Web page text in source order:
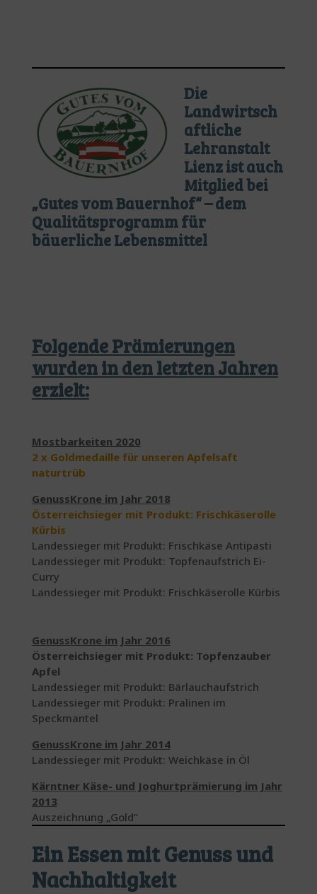
Die
Landwirtsch
aftliche
Lehranstalt
Lienz ist auch
Mitglied bei
„Gutes vom Bauernhof“ – dem
Qualitätsprogramm für
bäuerliche Lebensmittel
Folgende Prämierungen
wurden in den letzten Jahren
erzielt:
Mostbarkeiten 2020
2 x Goldmedaille für unseren Apfelsaft
naturtrüb
GenussKrone im Jahr 2018
Österreichsieger mit Produkt: Frischkäserolle
Kürbis
Landessieger mit Produkt: Frischkäse Antipasti
Landessieger mit Produkt: Topfenaufstrich Ei-
Curry
Landessieger mit Produkt: Frischkäserolle Kürbis
GenussKrone im Jahr 2016
Österreichsieger mit Produkt: Topfenzauber
Apfel
Landessieger mit Produkt: Bärlauchaufstrich
Landessieger mit Produkt: Pralinen im
Speckmantel
GenussKrone im Jahr 2014
Landessieger mit Produkt: Weichkäse in Öl
Kärntner Käse- und Joghurtprämierung im Jahr
2013
Auszeichnung „Gold“
Ein Essen mit Genuss und
Nachhaltigkeit